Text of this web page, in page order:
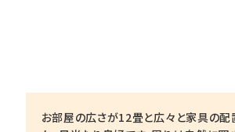
お部屋の広さが12畳と広々と家具の配